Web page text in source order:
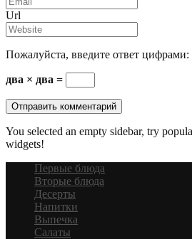
Url
Пожалуйста, введите ответ цифрами:
два × два =
You selected an empty sidebar, try
widgets!
Первые блюда
Вторые блюда
Десерты
Напитки
Выпечка
Салаты